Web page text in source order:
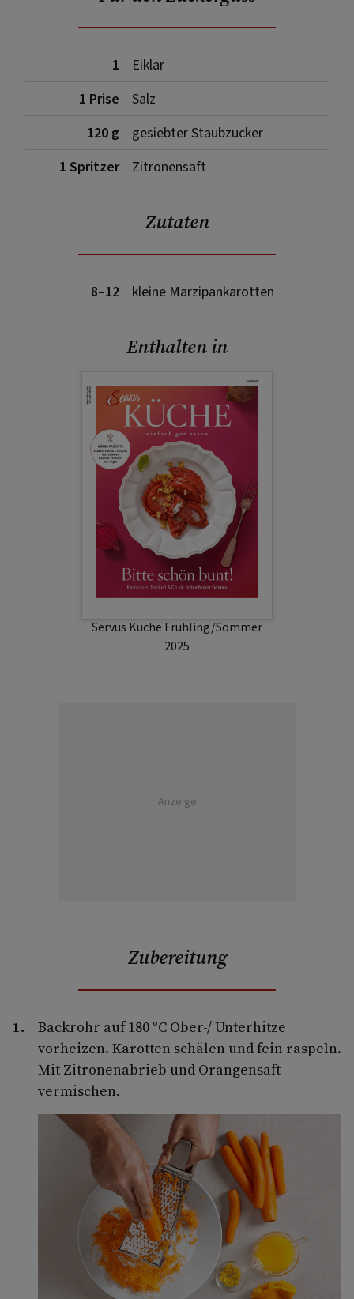
1
Eiklar
1 Prise
Salz
120 g
gesiebter Staubzucker
1 Spritzer
Zitronensaft
Zutaten
8–12 kleine Marzipankarotten
Enthalten in
Servus Küche Frühling/Sommer
2025
Anzeige
Zubereitung
Backrohr auf 180 °C Ober-/ Unterhitze
vorheizen. Karotten schälen und fein raspeln.
Mit Zitronenabrieb und Orangensaft
vermischen.